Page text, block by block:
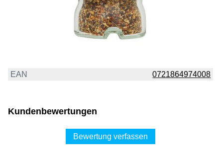
EAN 0721864974008
Kundenbewertungen
Bewertung verfassen